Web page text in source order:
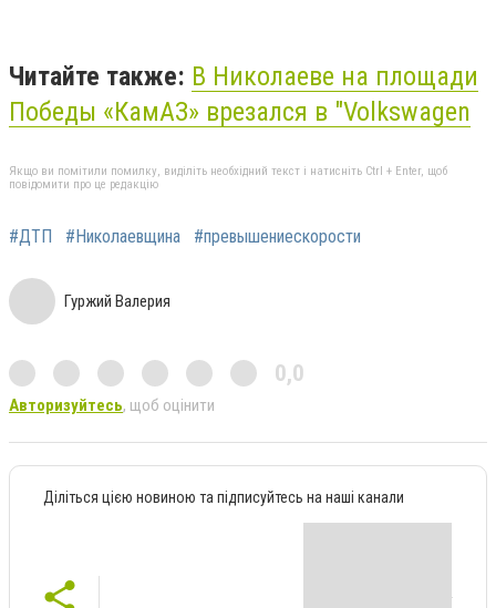
Читайте также: В Николаеве на площади
Победы «КамАЗ» врезался в "Volkswagen
Якщо ви помітили помилку, виділіть необхідний текст і натисніть Ctrl + Enter, щоб
повідомити про це редакцію
#ДТП #Николаевщина #превышениескорости
Гуржий Валерия
0,0
Авторизуйтесь, щоб оцінити
Діліться цією новиною та підписуйтесь на наші канали